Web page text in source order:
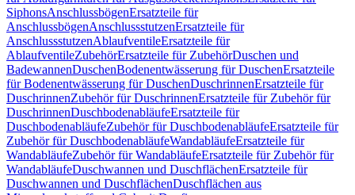
SiphonsAnschlussbögenErsatzteile für
AnschlussbögenAnschlussstutzenErsatzteile für
AnschlussstutzenAblaufventileErsatzteile für
AblaufventileZubehörErsatzteile für ZubehörDuschen und
BadewannenDuschenBodenentwässerung für DuschenErsatzteile
für Bodenentwässerung für DuschenDuschrinnenErsatzteile für
DuschrinnenZubehör für DuschrinnenErsatzteile für Zubehör für
DuschrinnenDuschbodenabläufeErsatzteile für
DuschbodenabläufeZubehör für DuschbodenabläufeErsatzteile für
Zubehör für DuschbodenabläufeWandabläufeErsatzteile für
WandabläufeZubehör für WandabläufeErsatzteile für Zubehör für
WandabläufeDuschwannen und DuschflächenErsatzteile für
Duschwannen und DuschflächenDuschflächen aus